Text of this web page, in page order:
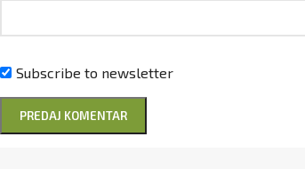
Subscribe to newsletter